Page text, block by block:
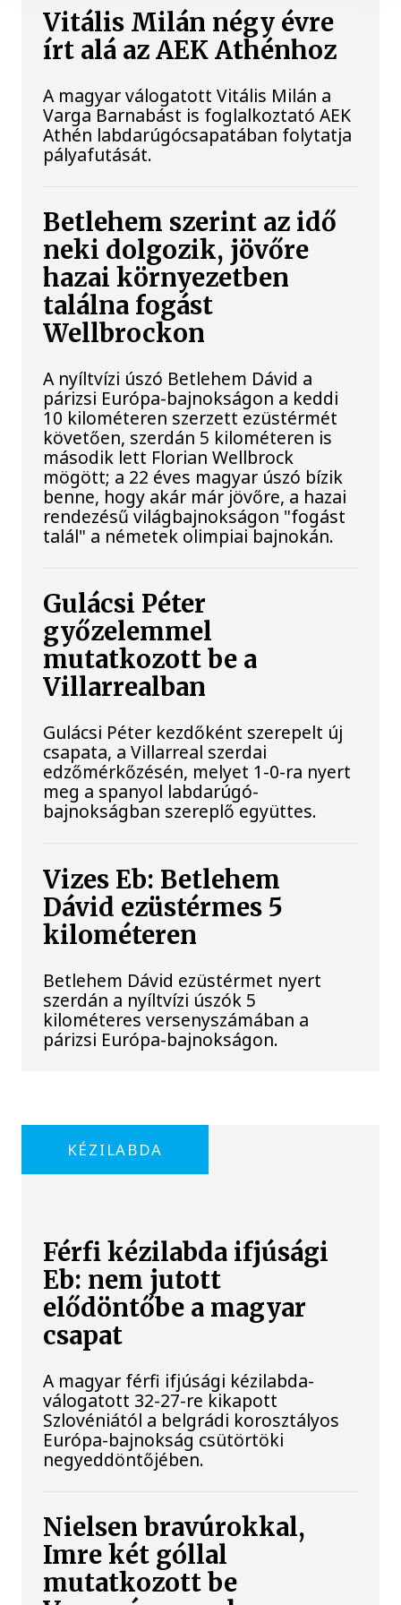
Vitális Milán négy évre
írt alá az AEK Athénhoz
A magyar válogatott Vitális Milán a
Varga Barnabást is foglalkoztató AEK
Athén labdarúgócsapatában folytatja
pályafutását.
Betlehem szerint az idő
neki dolgozik, jövőre
hazai környezetben
találna fogást
Wellbrockon
A nyíltvízi úszó Betlehem Dávid a
párizsi Európa-bajnokságon a keddi
10 kilométeren szerzett ezüstérmét
követően, szerdán 5 kilométeren is
második lett Florian Wellbrock
mögött; a 22 éves magyar úszó bízik
benne, hogy akár már jövőre, a hazai
rendezésű világbajnokságon "fogást
talál" a németek olimpiai bajnokán.
Gulácsi Péter
győzelemmel
mutatkozott be a
Villarrealban
Gulácsi Péter kezdőként szerepelt új
csapata, a Villarreal szerdai
edzőmérkőzésén, melyet 1-0-ra nyert
meg a spanyol labdarúgó-
bajnokságban szereplő együttes.
Vizes Eb: Betlehem
Dávid ezüstérmes 5
kilométeren
Betlehem Dávid ezüstérmet nyert
szerdán a nyíltvízi úszók 5
kilométeres versenyszámában a
párizsi Európa-bajnokságon.
KÉZILABDA
Férfi kézilabda ifjúsági
Eb: nem jutott
elődöntőbe a magyar
csapat
A magyar férfi ifjúsági kézilabda-
válogatott 32-27-re kikapott
Szlovéniától a belgrádi korosztályos
Európa-bajnokság csütörtöki
negyeddöntőjében.
Nielsen bravúrokkal,
Imre két góllal
mutatkozott be